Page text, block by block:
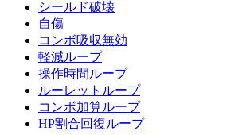
シールド破壊
自傷
コンボ吸収無効
軽減ループ
操作時間ループ
ルーレットループ
コンボ加算ループ
HP割合回復ループ